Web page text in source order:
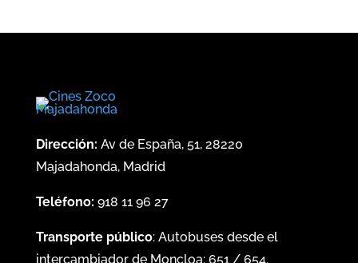
Dirección: Av de España, 51, 28220
Majadahonda, Madrid
Teléfono: 918 11 96 27
Transporte público: Autobuses desde el
intercambiador de Moncloa: 651/ 654.